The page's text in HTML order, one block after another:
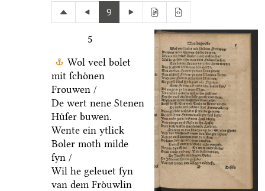
9
5
Wol veel bolet
mit ſchoͤnen
Frouwen /
De wert nene Stenen
Huͤſer buwen.
Wente ein ytlick
Boler moth milde
ſyn /
Wil he geleuet ſyn
van dem Froͤuwlin